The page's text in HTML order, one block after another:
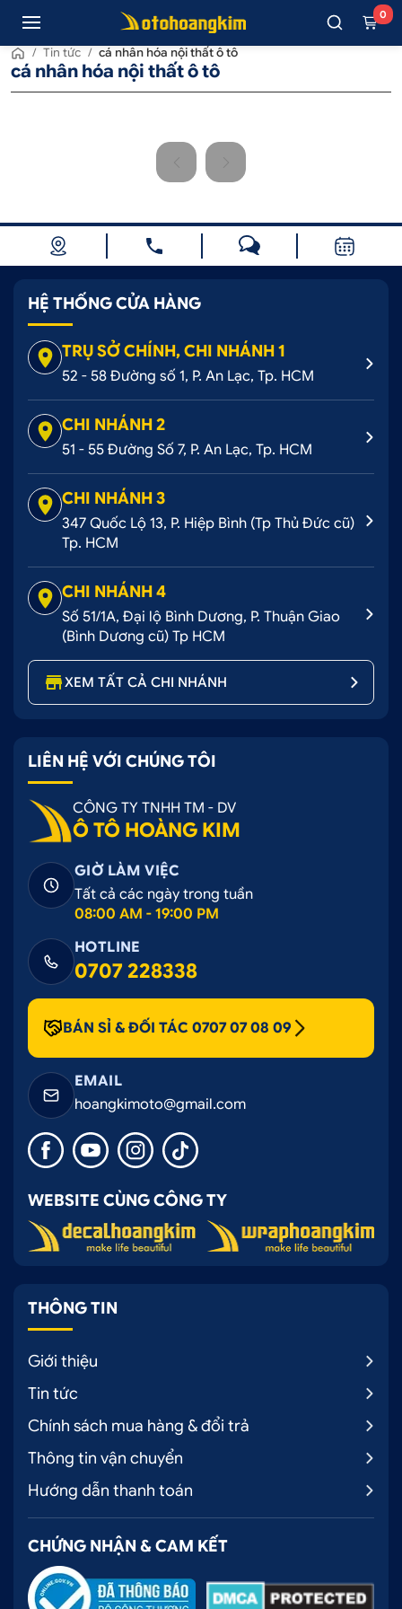
0
/ Tin tức / cá nhân hóa nội thất ô tô
cá nhân hóa nội thất ô tô
HỆ THỐNG CỬA HÀNG
TRỤ SỞ CHÍNH, CHI NHÁNH 1
52 - 58 Đường số 1, P. An Lạc, Tp. HCM
CHI NHÁNH 2
51 - 55 Đường Số 7, P. An Lạc, Tp. HCM
CHI NHÁNH 3
347 Quốc Lộ 13, P. Hiệp Bình (Tp Thủ Đức cũ)
Tp. HCM
CHI NHÁNH 4
Số 51/1A, Đại lộ Bình Dương, P. Thuận Giao
(Bình Dương cũ) Tp HCM
XEM TẤT CẢ CHI NHÁNH
LIÊN HỆ VỚI CHÚNG TÔI
CÔNG TY TNHH TM - DV
Ô TÔ HOÀNG KIM
GIỜ LÀM VIỆC
Tất cả các ngày trong tuần
08:00 AM - 19:00 PM
HOTLINE
0707 228338
BÁN SỈ & ĐỐI TÁC 0707 07 08 09
EMAIL
hoangkimoto@gmail.com
WEBSITE CÙNG CÔNG TY
THÔNG TIN
Giới thiệu
Tin tức
Chính sách mua hàng & đổi trả
Thông tin vận chuyển
Hướng dẫn thanh toán
CHỨNG NHẬN & CAM KẾT